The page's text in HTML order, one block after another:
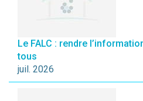
Le FALC : rendre
tous
juil. 2026